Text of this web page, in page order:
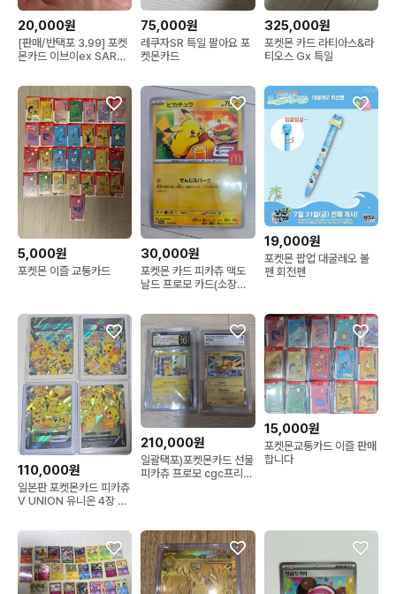
20,000원
[판매/반택포 3.99] 포켓
몬카드 이브이ex SAR
스탈)
75,000원
레쿠자SR 특일 팔아요 포
켓몬카드
325,000원
포켓몬 카드 라티아스&라
티오스 Gx 특일
5,000원
포켓몬 이즐 교통카드
30,000원
포켓몬 카드 피카츄 맥도
날드 프로모 카드(소장앨
19,000원
포켓몬 팝업 대굴레오 볼
펜 회전펜
110,000원
일본판 포켓몬카드 피카츄
V UNION 유니온 4장 세
210,000원
일괄택포)포켓몬카드 선물
피카츄 프로모 cgc프리스
15,000원
포켓몬교통카드 이즐 판매
합니다